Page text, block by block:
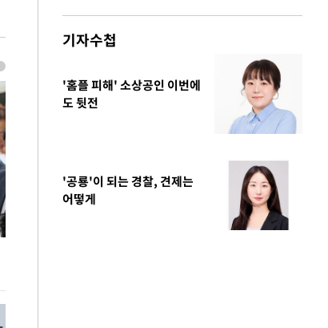
기자수첩
'홈플 피해' 소상공인 이번에
도 뒷전
'공룡'이 되는 경찰, 견제는
어떻게